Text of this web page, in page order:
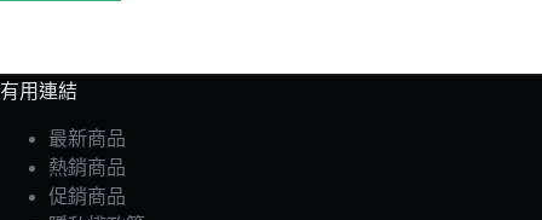
有用連結
最新商品
熱銷商品
促銷商品